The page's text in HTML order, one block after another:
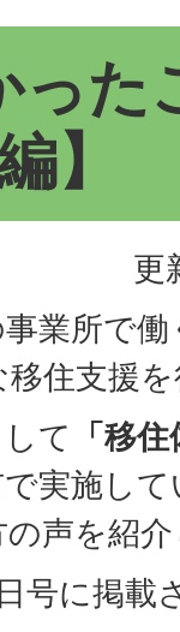
った
】
更
業所で
住支援
て
「移
実施し
声を紹
号に掲載